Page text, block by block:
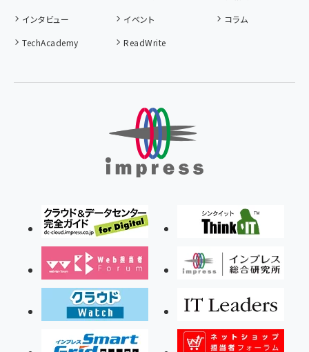
インタビュー
イベント
コラム
TechAcademy
ReadWrite